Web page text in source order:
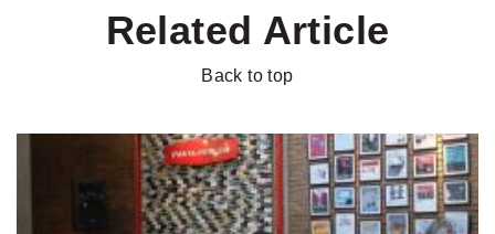
Related Article
Back to top